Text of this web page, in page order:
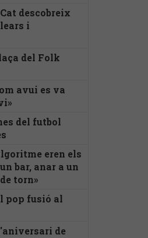
descobreix
i
del Folk
avui es va
del futbol
eren els
bar, anar a un
torn»
pop fusió al
de